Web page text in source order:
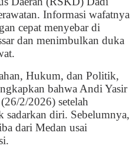
Informasi wafatnya
cepat menyebar di
dan menimbulkan duka
Hukum, dan Politik,
bahwa Andi Yasir
2/2026) setelah
sadarkan diri. Sebelumnya,
dari Medan usai